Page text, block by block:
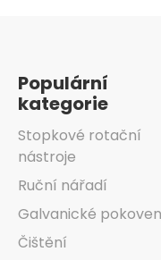
Populární
kategorie
Stopkové rotační
nástroje
Ruční nářadí
Galvanické
Čištění